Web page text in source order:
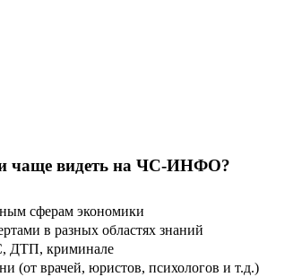
чаще видеть на ЧС-ИНФО?
сферам экономики
в разных областях знаний
ДТП, криминале
(от врачей, юристов, психологов и т.д.)